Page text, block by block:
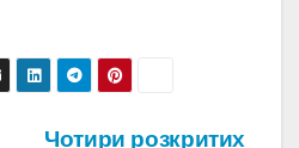
Чотири розкритих